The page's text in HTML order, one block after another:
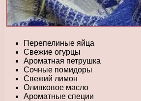
Перепелиные яйца
Свежие огурцы
Ароматная петрушка
Сочные помидоры
Свежий лимон
Оливковое масло
Ароматные специи